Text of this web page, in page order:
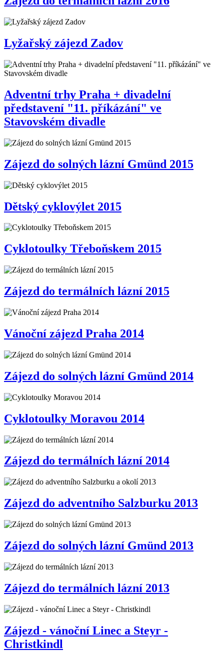
Lyžařský zájezd Zadov
Adventní trhy Praha + divadelní
představení "11. příkázání" ve
Stavovském divadle
Zájezd do solných lázní Gmünd 2015
Dětský cyklovýlet 2015
Cyklotoulky Třeboňskem 2015
Zájezd do termálních lázní 2015
Vánoční zájezd Praha 2014
Zájezd do solných lázní Gmünd 2014
Cyklotoulky Moravou 2014
Zájezd do termálních lázní 2014
Zájezd do adventního Salzburku 2013
Zájezd do solných lázní Gmünd 2013
Zájezd do termálních lázní 2013
Zájezd - vánoční Linec a Steyr -
Christkindl